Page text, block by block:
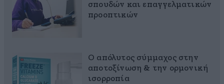
σπουδών και επαγγελματικών
προοπτικών
Ο απόλυτος σύμμαχος στην
αποτοξίνωση & την ορμονική
ισορροπία